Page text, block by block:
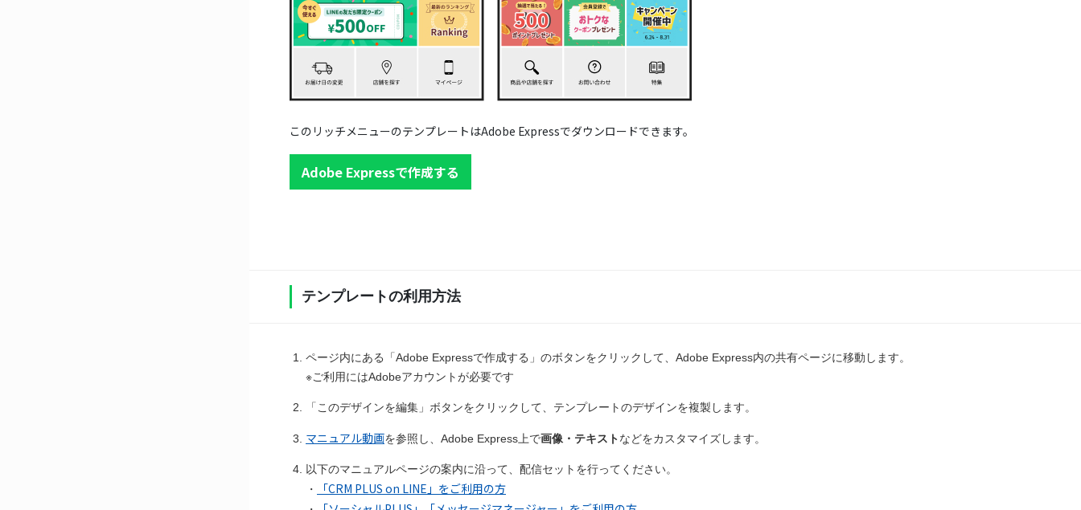
このリッチメニューのテンプレートはAdobe Expressでダウンロードできます。
Adobe Expressで作成する
テンプレートの利用方法
ページ内にある「Adobe Expressで作成する」のボタンをクリックして、Adobe Express内の共有ページに移動します。
※ご利用にはAdobeアカウントが必要です
「このデザインを編集」ボタンをクリックして、テンプレートのデザインを複製します。
マニュアル動画を参照し、Adobe Express上で画像・テキストなどをカスタマイズします。
以下のマニュアルページの案内に沿って、配信セットを行ってください。
・
「CRM PLUS on LINE」をご利用の方